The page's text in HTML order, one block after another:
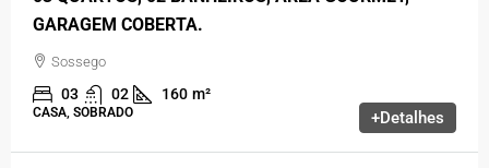
GARAGEM COBERTA.
Sossego
03 02 160 m²
CASA, SOBRADO +Detalhes